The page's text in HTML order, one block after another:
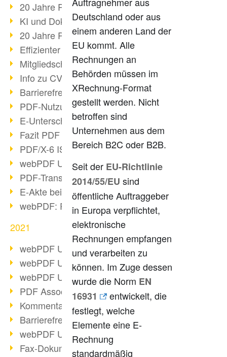
20 Jahre PDF/X (Teil 2)
KI und Dokumenten-Management
20 Jahre PDF/X (Teil 1)
Effizienter Dokumenten Workflow
Mitgliedschaft PDF Association
Info zu CVE-2022-22965
Barrierefreiheit mehr als Inklusion
PDF-Nutzung durch Pandemie
E-Unterschriften für Verwaltung
Fazit PDF Days 2021
PDF/X-6 ISO-Norm
webPDF Update 8.0.0.2393
PDF-Transparenz beim PDF-Format
E-Akte bei Behörden
webPDF: PDF-Anhänge verwalten
2021
webPDF Update 8.0.0.2376
webPDF Update 8.0.0.2374
webPDF Update 8.0.0.2372
PDF Association 2021 Entwicklungen
Kommentare im PDF einfügen
Barrierefreie PDF-Dokumente (3/3)
webPDF Update 8.0.0.2338
Fax-Dokumente in Workflow
Deutschland oder aus
einem anderen Land der
EU kommt. Alle
Rechnungen an
Behörden müssen im
XRechnung-Format
gestellt werden. Nicht
betroffen sind
Unternehmen aus dem
Bereich B2C oder B2B.
Seit der EU-Richtlinie
2014/55/EU sind
öffentliche Auftraggeber
in Europa verpflichtet,
elektronische
Rechnungen empfangen
und verarbeiten zu
können. Im Zuge dessen
wurde die Norm EN
16931
entwickelt, die
festlegt, welche
Elemente eine E-
Rechnung
standardmäßig